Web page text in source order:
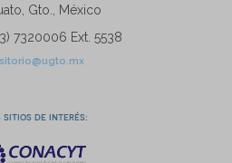
Gto., México
7320006 Ext. 5538
de interés: